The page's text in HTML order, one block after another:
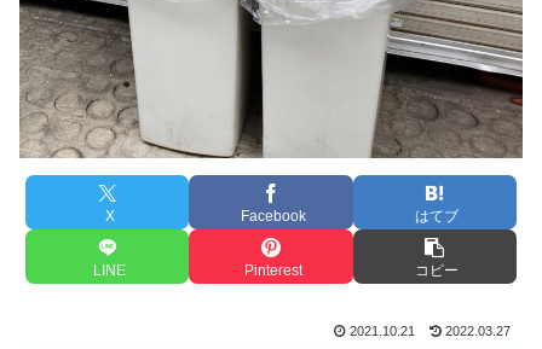
X Facebook はてブ
LINE Pinterest コピー
2021.10.21 2022.03.27